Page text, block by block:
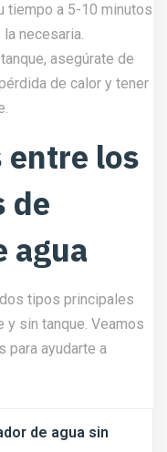
tiempo a 5-10 minutos
necesaria.
asegúrate de
de calor y tener
entre los
de
agua
tipos principales
y sin tanque. Veamos
para ayudarte a
de agua sin